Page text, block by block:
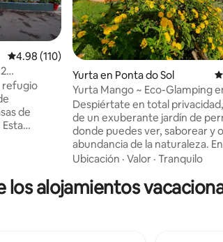
Calificación promedio: 4.98 de 5; 110
4.98 (110)
montaña
refugio
de
Inferno y
Yurta en Ponta do Sol
Yurta Mango ~ Eco-Glamping
paraíso escondido
Despiértate en total
de un exuberante jardín de
donde puedes ver, saborear y
abundancia de la naturaleza.
das Fontes, en el soleado Sítio
durante todo el año, incluso
otras partes de Madeira son
Ubicación · Valor · Tranquilo
alojamientos